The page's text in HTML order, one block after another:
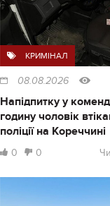
КРИМІНАЛ
08.08.2026
Напідпитку у
годину чоловік
поліції на Кореччині
0 0